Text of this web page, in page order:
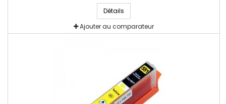
Détails
Ajouter au comparateur